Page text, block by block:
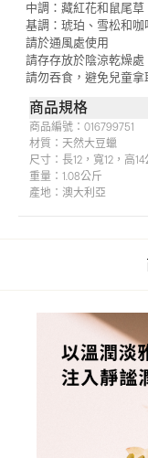
中調：藏紅花和鼠尾草
基調：琥珀、雪松和咖
請於通風處使用
請存存放於陰涼乾燥處
請勿吞食，避免兒童拿
商品規格
商品編號： 016799751
材質： 天然大豆蠟
尺寸： 長12，寬12，高
重量： 1.08公斤
產地： 澳大利亞